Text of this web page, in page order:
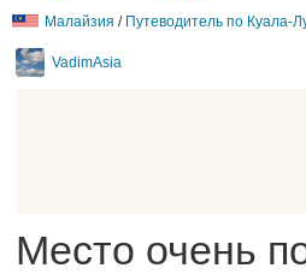
Малайзия / Путеводитель по Куала-
VadimAsia
Место очень